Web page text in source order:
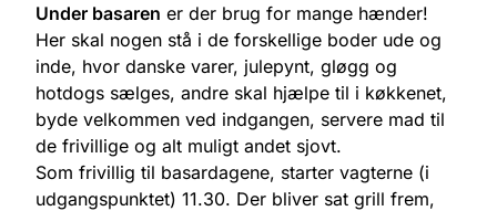
Under basaren er der brug for mange hænder!
Her skal nogen stå i de forskellige boder ude og
inde, hvor danske varer, julepynt, gløgg og
hotdogs sælges, andre skal hjælpe til i køkkenet,
byde velkommen ved indgangen, servere mad til
de frivillige og alt muligt andet sjovt.
Som frivillig til basardagene, starter vagterne (i
udgangspunktet) 11.30. Der bliver sat grill frem,